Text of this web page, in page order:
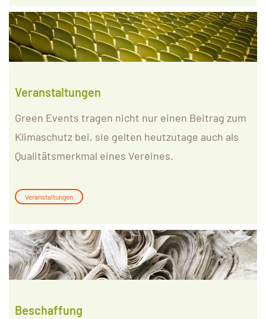
Veranstaltungen
Green Events tragen nicht nur einen Beitrag zum
Klimaschutz bei, sie gelten heutzutage auch als
Qualitätsmerkmal eines Vereines.
Veranstaltungen
Beschaffung